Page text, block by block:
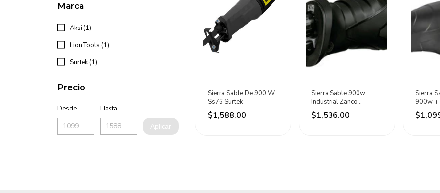
Marca
Aksi (1)
Lion Tools (1)
Surtek (1)
Precio
Desde Hasta
Aplicar
Sierra Sable De 900 W
Ss76 Surtek
$1,588.00
Sierra Sable 900w
Industrial Zanco
Universal 1/2 Aksi
$1,536.00
Sierra
900w +
2893